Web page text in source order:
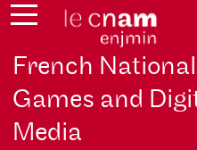
French
Games and
Media